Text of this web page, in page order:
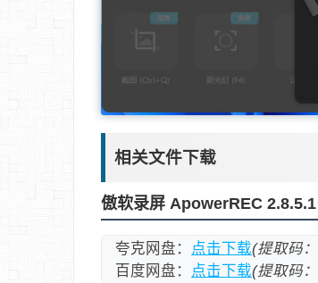
相关文件下载
傲软录屏 ApowerREC
夸克网盘： 点击下载(提取码
百度网盘：
点击下载(提取码